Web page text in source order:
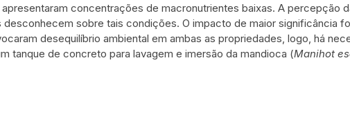
concentrações de macronutrientes baixas. A percepção
sobre tais condições. O impacto de maior significância
desequilíbrio ambiental em ambas as propriedades, logo, há
tanque de concreto para lavagem e imersão da mandioca (Manihot